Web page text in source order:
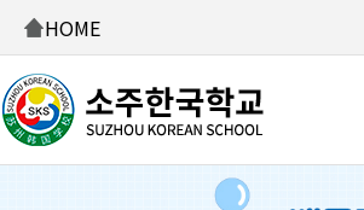
HOME